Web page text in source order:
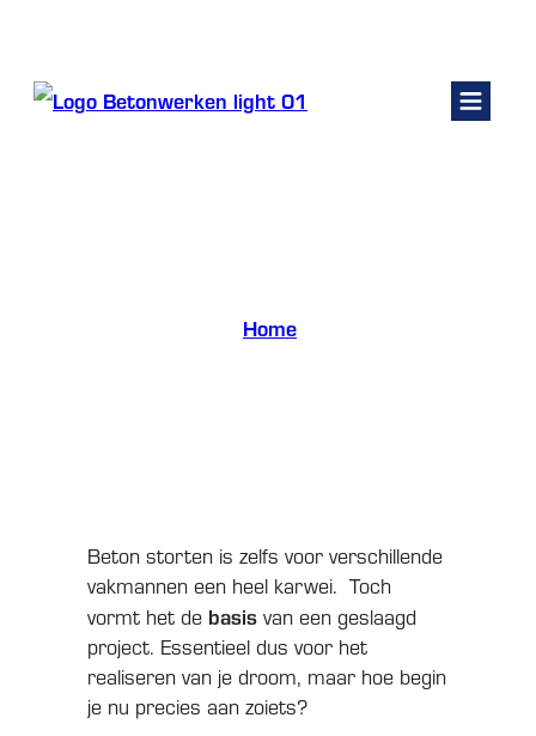
Home
Beton storten is zelfs voor verschillende
vakmannen een heel karwei. Toch
vormt het de basisvan een geslaagd
project. Essentieel dus voor het
realiseren van je droom, maar hoe begin
je nu precies aan zoiets?